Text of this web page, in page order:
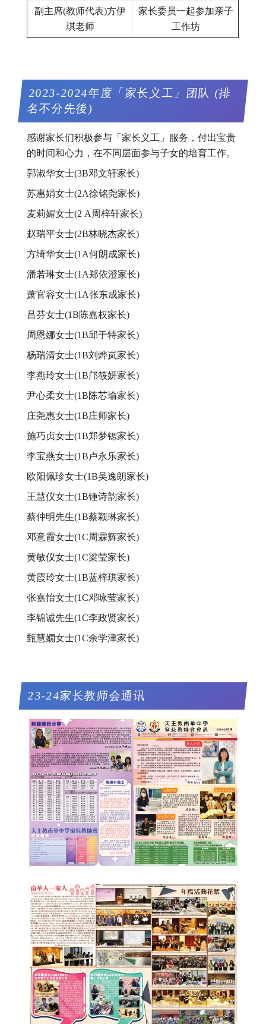
副主席(教师代表)方伊
琪老师
家长委员一起参加亲子
工作坊
2023-2024年度「家长义工」团队 (排
名不分先後)
感谢家长们积极参与「家长义工」服务，付出宝贵
的时间和心力，在不同层面参与子女的培育工作。
郭淑华女士(3B邓文轩家长)
苏惠娟女士(2A徐铭尧家长)
麦莉媚女士(2 A周梓轩家长)
赵瑞平女士(2B林晓杰家长)
方绮华女士(1A何朗成家长)
潘若琳女士(1A郑依澄家长)
萧官容女士(1A张东成家长)
吕芬女士(1B陈嘉权家长)
周恩娜女士(1B邱于特家长)
杨瑞清女士(1B刘烨岚家长)
李燕玲女士(1B邝筱妍家长)
尹心柔女士(1B陈芯瑜家长)
庄尧惠女士(1B庄师家长)
施巧贞女士(1B郑梦锶家长)
李宝燕女士(1B卢永乐家长)
欧阳佩珍女士(1B吴逸朗家长)
王慧仪女士(1B锺诗韵家长)
蔡仲明先生(1B蔡颖琳家长)
邓意霞女士(1C周霖辉家长)
黄敏仪女士(1C梁莹家长)
黄霞玲女士(1B蓝梓琪家长)
张嘉怡女士(1C邓咏莹家长)
李锦诚先生(1C李政贤家长)
甄慧嫺女士(1C余学津家长)
23-24家长教师会通讯